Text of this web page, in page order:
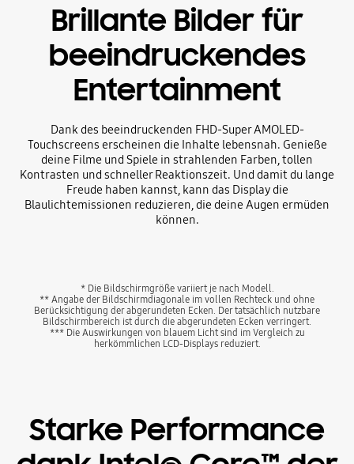
Brillante Bilder für
beeindruckendes
Entertainment
Dank des beeindruckenden FHD-Super AMOLED-
Touchscreens erscheinen die Inhalte lebensnah. Genieße
deine Filme und Spiele in strahlenden Farben, tollen
Kontrasten und schneller Reaktionszeit. Und damit du lange
Freude haben kannst, kann das Display die
Blaulichtemissionen reduzieren, die deine Augen ermüden
können.
* Die Bildschirmgröße variiert je nach Modell.
** Angabe der Bildschirmdiagonale im vollen Rechteck und ohne
Berücksichtigung der abgerundeten Ecken. Der tatsächlich nutzbare
Bildschirmbereich ist durch die abgerundeten Ecken verringert.
*** Die Auswirkungen von blauem Licht sind im Vergleich zu
herkömmlichen LCD-Displays reduziert.
Starke Performance